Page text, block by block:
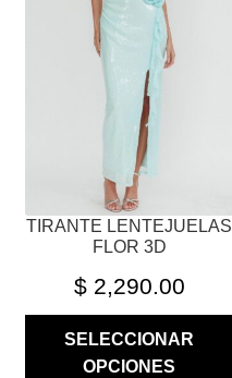
TIRANTE LENTEJUELAS
FLOR 3D
$2,290.00
SELECCIONAR
OPCIONES
OPCIONES
DE